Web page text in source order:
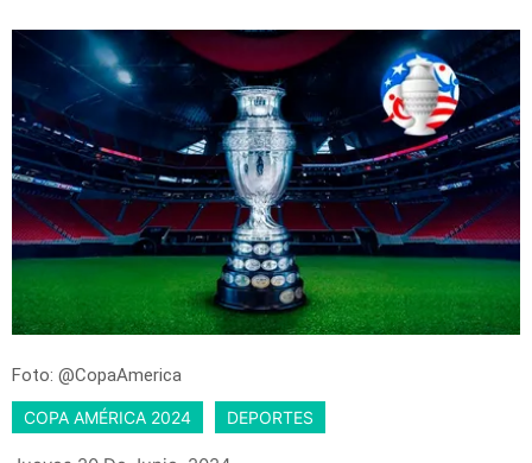
Foto: @CopaAmerica
COPA AMÉRICA 2024 DEPORTES